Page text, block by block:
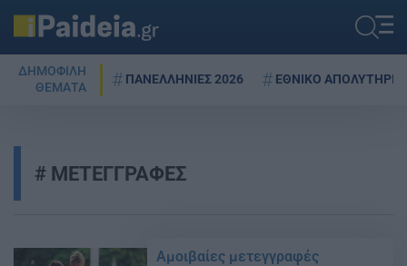
ΔΗΜΟΦΙΛΗ
ΘΕΜΑΤΑ
ΠΑΝΕΛΛΗΝΙΕΣ 2026 ΕΘΝΙΚΟ ΑΠΟΛΥΤΗΡΙΟ
ΜΕΤΕΓΓΡΑΦΕΣ
Αμοιβαίες μετεγγραφές